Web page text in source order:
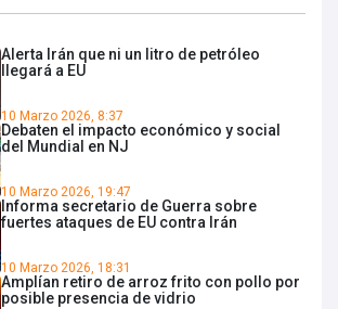
Alerta Irán que ni un litro de petróleo
llegará a EU
10 Marzo 2026, 8:37
Debaten el impacto económico y social
del Mundial en NJ
10 Marzo 2026, 19:47
Informa secretario de Guerra sobre
fuertes ataques de EU contra Irán
10 Marzo 2026, 18:31
Amplían retiro de arroz frito con pollo por
posible presencia de vidrio